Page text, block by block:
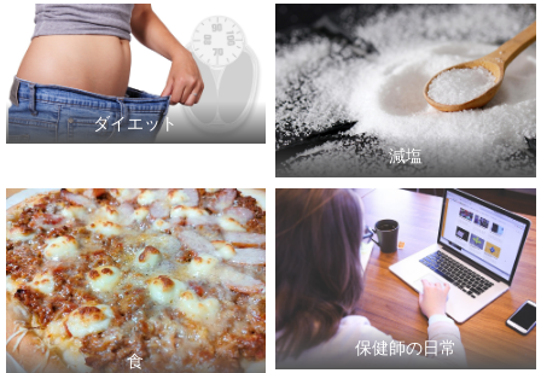
ダイエット
減塩
食
保健師の日常